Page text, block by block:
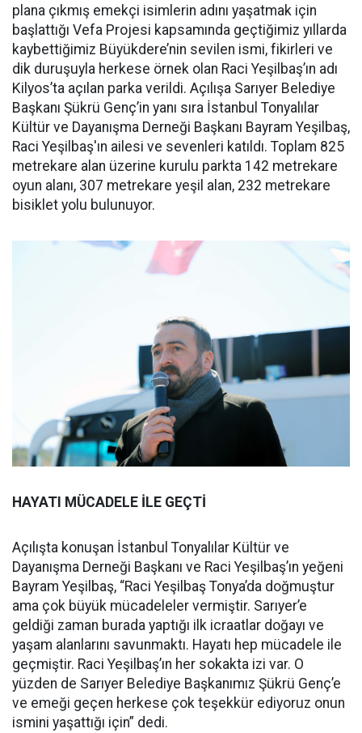
plana çıkmış emekçi isimlerin adını yaşatmak için
başlattığı Vefa Projesi kapsamında geçtiğimiz yıllarda
kaybettiğimiz Büyükdere’nin sevilen ismi, fikirleri ve
dik duruşuyla herkese örnek olan Raci Yeşilbaş’ın adı
Kilyos’ta açılan parka verildi. Açılışa Sarıyer Belediye
Başkanı Şükrü Genç’in yanı sıra İstanbul Tonyalılar
Kültür ve Dayanışma Derneği Başkanı Bayram Yeşilbaş,
Raci Yeşilbaş'ın ailesi ve sevenleri katıldı. Toplam 825
metrekare alan üzerine kurulu parkta 142 metrekare
oyun alanı, 307 metrekare yeşil alan, 232 metrekare
bisiklet yolu bulunuyor.
HAYATI MÜCADELE İLE GEÇTİ
Açılışta konuşan İstanbul Tonyalılar Kültür ve
Dayanışma Derneği Başkanı ve Raci Yeşilbaş’ın yeğeni
Bayram Yeşilbaş, “Raci Yeşilbaş Tonya’da doğmuştur
ama çok büyük mücadeleler vermiştir. Sarıyer’e
geldiği zaman burada yaptığı ilk icraatlar doğayı ve
yaşam alanlarını savunmaktı. Hayatı hep mücadele ile
geçmiştir. Raci Yeşilbaş’ın her sokakta izi var. O
yüzden de Sarıyer Belediye Başkanımız Şükrü Genç’e
ve emeği geçen herkese çok teşekkür ediyoruz onun
ismini yaşattığı için” dedi.